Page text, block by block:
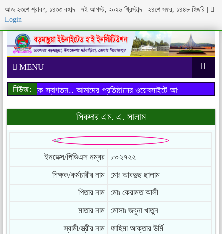
আজ ২৩শে শ্রাবণ, ১৪৩৩ বঙ্গাব্দ | ৭ই আগস্ট, ২০২৬ খ্রিস্টাব্দ | ২৪শে সফর, ১৪৪৮ হিজরি
Login
MENU
নিউজ: আমাদের প্রতিষ্ঠানের ওয়েবসাইটে আপনাকে স্বাগতম..
আপনাকে স্বাগতম..
সিকদার এম. এ. সালাম
ইনডেক্স/পিডিএস নম্বর
৮০২৭২২
শিক্ষক/কর্মচারীর নাম
মোঃ আবদুছ ছালাম
পিতার নাম
মোঃ কেরামত আলী
মাতার নাম
মোসাঃ জবুনা খাতুন
স্বামী/স্ত্রীর নাম
ফাহিমা আক্তার উর্মি